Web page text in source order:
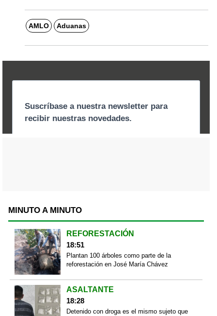
AMLO Aduanas
MINUTO A MINUTO
REFORESTACIÓN
18:51
Plantan 100 árboles como parte de la
reforestación en José María Chávez
ASALTANTE
18:28
Detenido con droga es el mismo sujeto que